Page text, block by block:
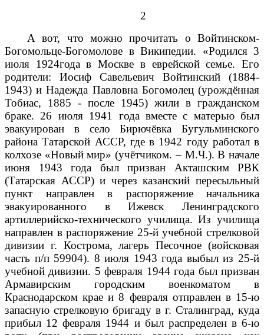
2
А вот, что можно прочитать о Войтинском-
Богомольце-Богомолове в Википедии. «Родился 3
июля 1924года в Москве в еврейской семье. Его
родители: Иосиф Савельевич Войтинский (1884-
1943) и Надежда Павловна Богомолец (урождённая
Тобиас, 1885 - после 1945) жили в гражданском
браке. 26 июля 1941 года вместе с матерью был
эвакуирован в село Бирючёвка Бугульминского
района Татарской АССР, где в 1942 году работал в
колхозе «Новый мир» (учётчиком. – М.Ч.). В начале
июня 1943 года был призван Акташским РВК
(Татарская АССР) и через казанский пересыльный
пункт направлен в распоряжение начальника
эвакуированного в Ижевск Ленинградского
артиллерийско-технического училища. Из училища
направлен в распоряжение 25-й учебной стрелковой
дивизии г. Кострома, лагерь Песочное (войсковая
часть п/п 59904). 8 июля 1943 года выбыл из 25-й
учебной дивизии. 5 февраля 1944 года был призван
Армавирским городским военкоматом в
Краснодарском крае и 8 февраля отправлен в 15-ю
запасную стрелковую бригаду в г. Сталинград, куда
прибыл 12 февраля 1944 и был распределен в 6-ю